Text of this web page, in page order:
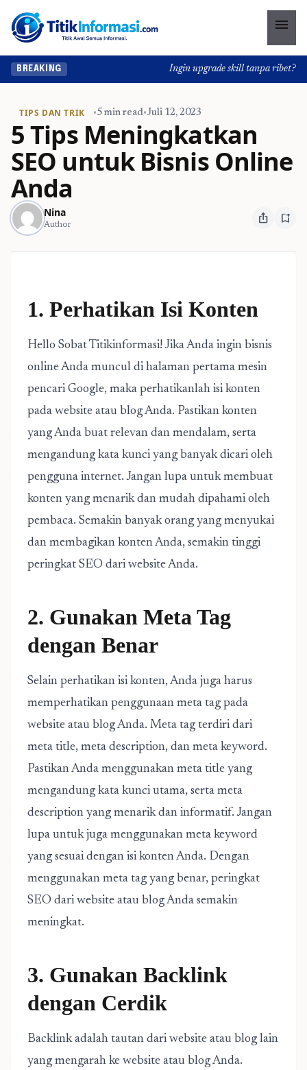
menu
BREAKING Ingin upgrade skill tanpa ribet?
TIPS DAN TRIK •5 min read•Juli 12, 2023
5 Tips Meningkatkan
SEO untuk Bisnis Online
Anda
Nina
Author ios_share bookmark_add
1. Perhatikan Isi Konten
Hello Sobat Titikinformasi! Jika Anda ingin bisnis
online Anda muncul di halaman pertama mesin
pencari Google, maka perhatikanlah isi konten
pada website atau blog Anda. Pastikan konten
yang Anda buat relevan dan mendalam, serta
mengandung kata kunci yang banyak dicari oleh
pengguna internet. Jangan lupa untuk membuat
konten yang menarik dan mudah dipahami oleh
pembaca. Semakin banyak orang yang menyukai
dan membagikan konten Anda, semakin tinggi
peringkat SEO dari website Anda.
2. Gunakan Meta Tag
dengan Benar
Selain perhatikan isi konten, Anda juga harus
memperhatikan penggunaan meta tag pada
website atau blog Anda. Meta tag terdiri dari
meta title, meta description, dan meta keyword.
Pastikan Anda menggunakan meta title yang
mengandung kata kunci utama, serta meta
description yang menarik dan informatif. Jangan
lupa untuk juga menggunakan meta keyword
yang sesuai dengan isi konten Anda. Dengan
menggunakan meta tag yang benar, peringkat
SEO dari website atau blog Anda semakin
meningkat.
3. Gunakan Backlink
dengan Cerdik
Backlink adalah tautan dari website atau blog lain
yang mengarah ke website atau blog Anda.